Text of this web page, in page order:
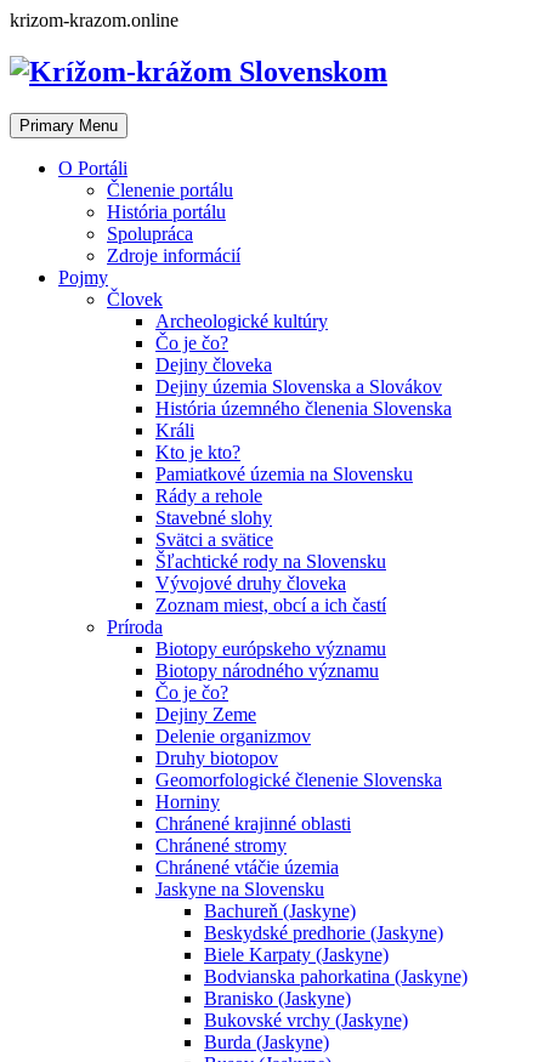
Skip
content
krizom-krazom.online
Primary Menu
O Portáli
Členenie portálu
História portálu
Spolupráca
Zdroje informácií
Pojmy
Človek
Archeologické kultúry
Čo je čo?
Dejiny človeka
Dejiny územia Slovenska a Slovákov
História územného členenia Slovenska
Králi
Kto je kto?
Pamiatkové územia na Slovensku
Rády a rehole
Stavebné slohy
Svätci a svätice
Šľachtické rody na Slovensku
Vývojové druhy človeka
Zoznam miest, obcí a ich častí
Príroda
Biotopy európskeho významu
Biotopy národného významu
Čo je čo?
Dejiny Zeme
Delenie organizmov
Druhy biotopov
Geomorfologické členenie Slovenska
Horniny
Chránené krajinné oblasti
Chránené stromy
Chránené vtáčie územia
Jaskyne na Slovensku
Bachureň (Jaskyne)
Beskydské predhorie (Jaskyne)
Biele Karpaty (Jaskyne)
Bodvianska pahorkatina (Jaskyne)
Branisko (Jaskyne)
Bukovské vrchy (Jaskyne)
Burda (Jaskyne)